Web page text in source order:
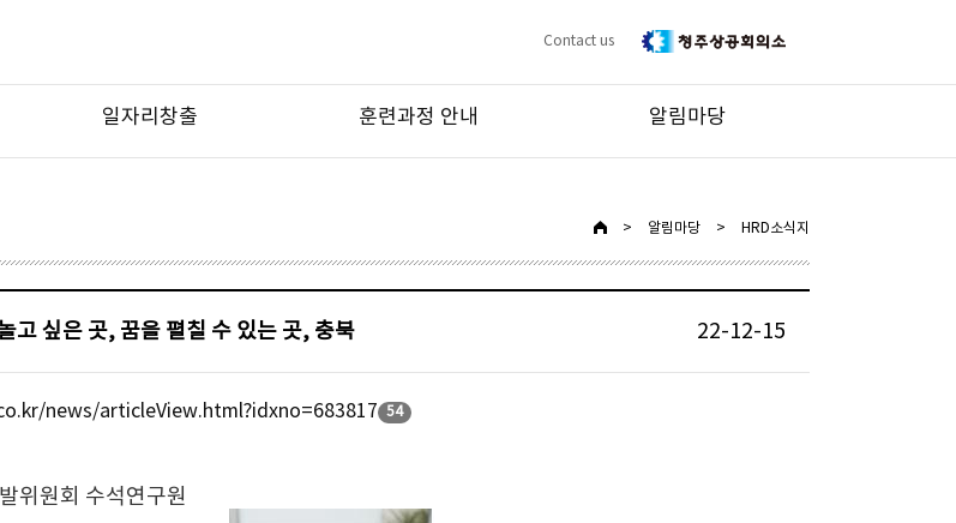
Contact us
일자리창출 훈련과정 안내 알림마당
> 알림마당 > HRD소식지
고 싶은 곳, 꿈을 펼칠 수 있는 곳, 충북 22-12-15
news/articleView.html?idxno=683817 54
위원회 수석연구원